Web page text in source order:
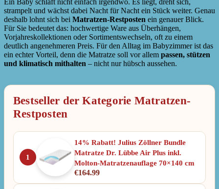
strampelt und wächst dabei Nacht für Nacht ein Stück weiter. Genau
deshalb lohnt sich bei Matratzen-Restposten ein genauer Blick.
Für Sie bedeutet das: hochwertige Ware aus Überhängen,
Vorjahreskollektionen oder Sortimentswechseln, oft zu einem
deutlich angenehmeren Preis. Für den Alltag im Babyzimmer ist das
ein echter Vorteil, denn die Matratze soll vor allem passen, stützen
und klimatisch mithalten – nicht nur hübsch aussehen.
Bestseller der Kategorie Matratzen-
Restposten
1
14% Rabatt! Julius Zöllner Bundle
Matratze Dr. Lübbe Air Plus inkl.
Molton-Matratzenauflage 70×140 cm
€164.99